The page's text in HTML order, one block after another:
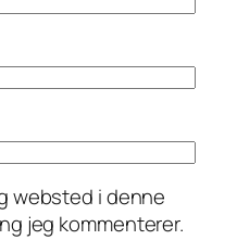
websted i denne
jeg kommenterer.